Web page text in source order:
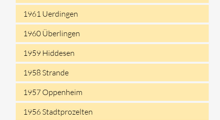
1961 Uerdingen
1960 Überlingen
1959 Hiddesen
1958 Strande
1957 Oppenheim
1956 Stadtprozelten